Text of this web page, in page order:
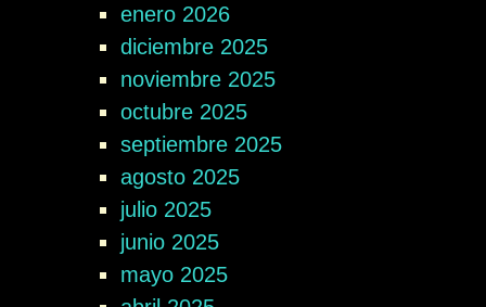
enero 2026
diciembre 2025
noviembre 2025
octubre 2025
septiembre 2025
agosto 2025
julio 2025
junio 2025
mayo 2025